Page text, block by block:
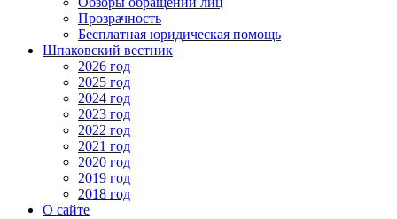
Прозрачность
Бесплатная юридическая помощь
Шпаковский вестник
2026 год
2025 год
2024 год
2023 год
2022 год
2021 год
2020 год
2019 год
2018 год
О сайте